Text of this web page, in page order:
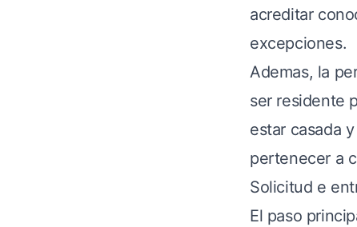
acreditar
excepciones.
Ademas, la
ser residente
estar casada
pertenecer a
Solicitud e
El paso